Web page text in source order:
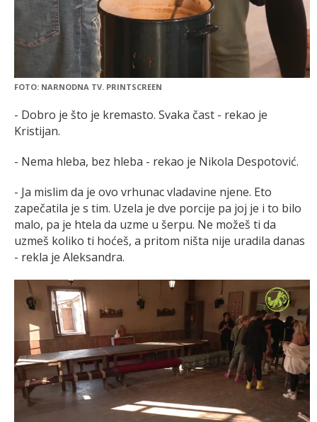
FOTO: NARNODNA TV. PRINTSCREEN
- Dobro je što je kremasto. Svaka čast - rekao je
Kristijan.
- Nema hleba, bez hleba - rekao je Nikola Despotović.
- Ja mislim da je ovo vrhunac vladavine njene. Eto
zapečatila je s tim. Uzela je dve porcije pa joj je i to bilo
malo, pa je htela da uzme u šerpu. Ne možeš ti da
uzmeš koliko ti hoćeš, a pritom ništa nije uradila danas
- rekla je Aleksandra.